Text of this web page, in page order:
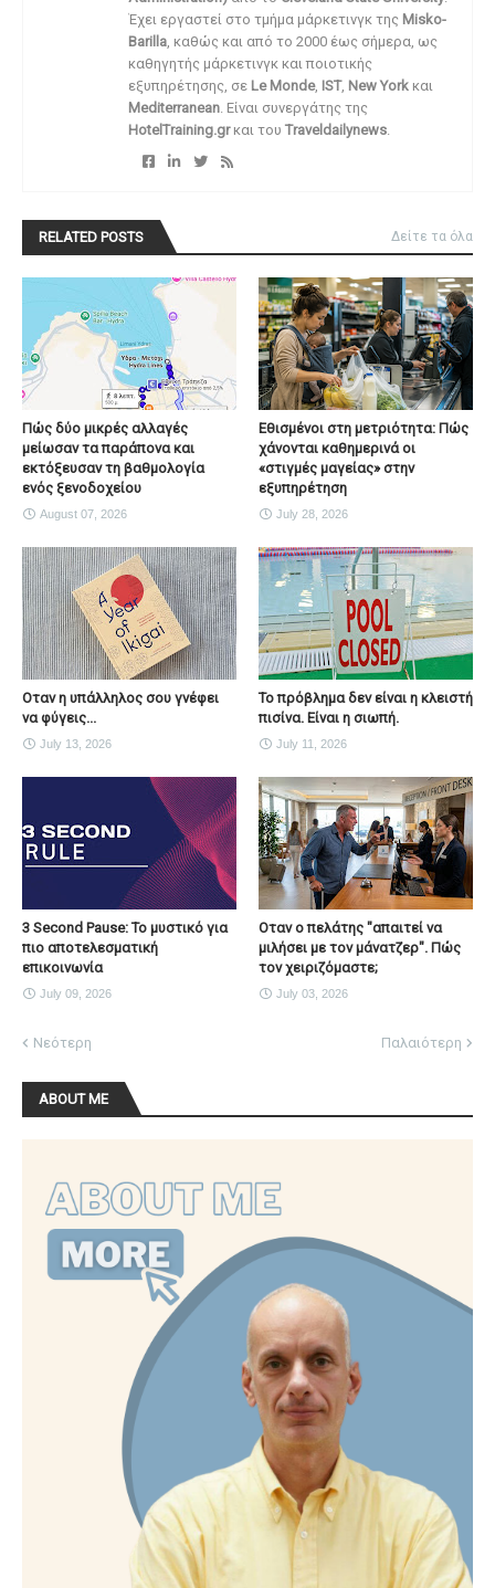
Έχει εργαστεί στο τμήμα μάρκετινγκ της Misko-
Barilla , καθώς και από το 2000 έως σήμερα, ως
καθηγητής μάρκετινγκ και ποιοτικής
εξυπηρέτησης, σε Le Monde, IST, New York και
Mediterranean . Είναι συνεργάτης της
HotelTraining.grκαι του Traveldailynews
RELATED POSTS Δείτε τα όλα
Πώς δύο μικρές αλλαγές
μείωσαν τα παράπονα και
εκτόξευσαν τη βαθμολογία
ενός ξενοδοχείου
August 07, 2026
Εθισμένοι στη μετριότητα: Πώς
χάνονται καθημερινά οι
«στιγμές μαγείας» στην
εξυπηρέτηση
July 28, 2026
Οταν η υπάλληλος σου γνέφει
να φύγεις...
July 13, 2026
Το πρόβλημα δεν είναι η κλειστή
πισίνα. Είναι η σιωπή.
July 11, 2026
3 Second Pause: Το μυστικό για
πιο αποτελεσματική
επικοινωνία
July 09, 2026
Οταν ο πελάτης "απαιτεί να
μιλήσει με τον μάνατζερ". Πώς
τον χειριζόμαστε;
July 03, 2026
Νεότερη Παλαιότερη
ABOUT ME